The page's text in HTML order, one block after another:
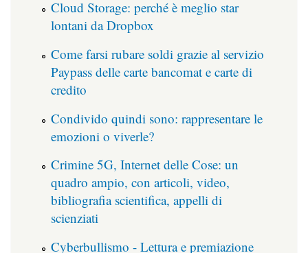
Cloud Storage: perché è meglio star
lontani da Dropbox
Come farsi rubare soldi grazie al servizio
Paypass delle carte bancomat e carte di
credito
Condivido quindi sono: rappresentare le
emozioni o viverle?
Crimine 5G, Internet delle Cose: un
quadro ampio, con articoli, video,
bibliografia scientifica, appelli di
scienziati
Cyberbullismo - Lettura e premiazione